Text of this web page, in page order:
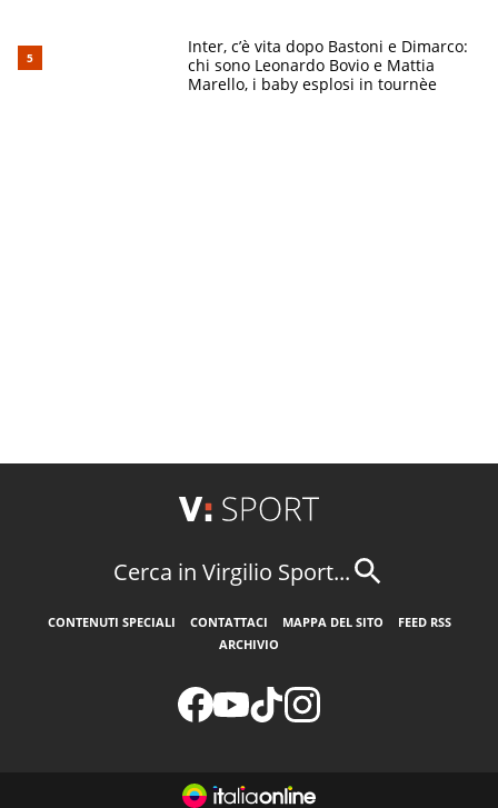
Inter, c’è vita dopo Bastoni e Dimarco:
chi sono Leonardo Bovio e Mattia
Marello, i baby esplosi in tournèe
Cerca in Virgilio Sport...
CONTENUTI SPECIALI CONTATTACI MAPPA DEL SITO
FEED RSS
ARCHIVIO